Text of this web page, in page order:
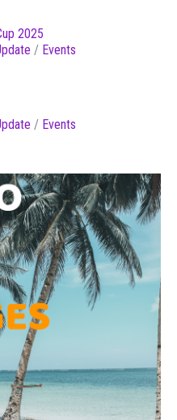
2025
/ Events
/ Events